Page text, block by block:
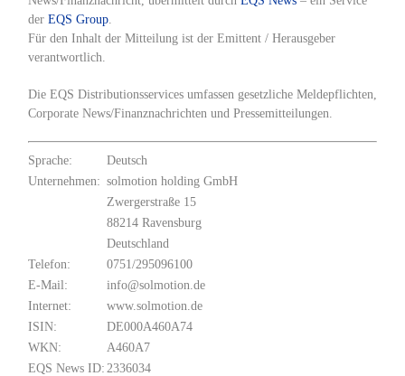
der EQS Group.
Für den Inhalt der Mitteilung ist der Emittent / Herausgeber
verantwortlich.
Die EQS Distributionsservices umfassen gesetzliche Meldepflichten,
Corporate News/Finanznachrichten und Pressemitteilungen.
Sprache:
Deutsch
Unternehmen: solmotion holding GmbH
Zwergerstraße 15
88214 Ravensburg
Deutschland
Telefon:
0751/295096100
E-Mail:
info@solmotion.de
Internet:
www.solmotion.de
ISIN:
DE000A460A74
WKN:
A460A7
EQS News ID: 2336034